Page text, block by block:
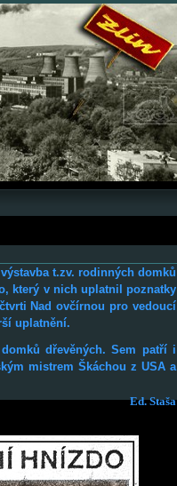
t.zv. rodinných domků
který v nich uplatnil poznatky
Nad ovčírnou pro vedoucí
uplatnění.
dřevěných. Sem patří i
mistrem Škáchou z USA a
Ed. Staša